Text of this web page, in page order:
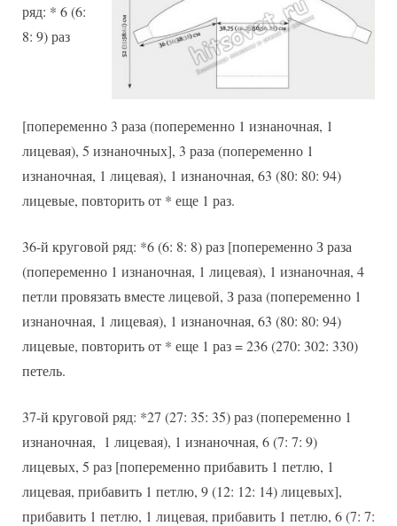
ряд: * 6 (6:
8: 9) раз
[попеременно 3 раза (попеременно 1 изнаночная, 1
лицевая), 5 изнаночных], 3 раза (попеременно 1
изнаночная, 1 лицевая), 1 изнаночная, 63 (80: 80: 94)
лицевые, повторить от * еще 1 раз.
36-й круговой ряд: *6 (6: 8: 8) раз [попеременно З раза
(попеременно 1 изнаночная, 1 лицевая), 1 изнаночная, 4
петли провязать вместе лицевой, З раза (попеременно 1
изнаночная, 1 лицевая), 1 изнаночная, 63 (80: 80: 94)
лицевые, повторить от * еще 1 раз = 236 (270: 302: 330)
петель.
37-й круговой ряд: *27 (27: 35: 35) раз (попеременно 1
изнаночная, 1 лицевая), 1 изнаночная, 6 (7: 7: 9)
лицевых, 5 раз [попеременно прибавить 1 петлю, 1
лицевая, прибавить 1 петлю, 9 (12: 12: 14) лицевых],
прибавить 1 петлю, 1 лицевая, прибавить 1 петлю, 6 (7: 7: